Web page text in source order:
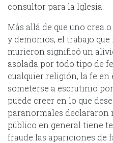
consultor para la Iglesia.
Más allá de que uno crea
y demonios, el trabajo
murieron significó un
asolada por todo tipo de
cualquier religión, la fe en
someterse a escrutinio
puede creer en lo que
paranormales declararon
público en general tiene
fraude las apariciones de